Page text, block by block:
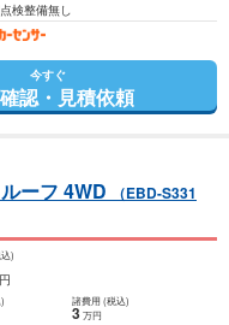
検整備無し
今すぐ
認・見積依頼
ーフ 4WD
（EBD-S331
)
諸費用 (税込)
3 万円